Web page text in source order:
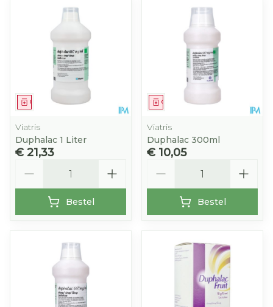
Geneesmiddel
Viatris
Duphalac 1 Liter
€ 21,33
Bestel
Geneesmiddel
Viatris
Duphalac 300ml
€ 10,05
Bestel